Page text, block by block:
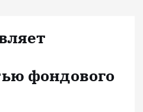
фондового